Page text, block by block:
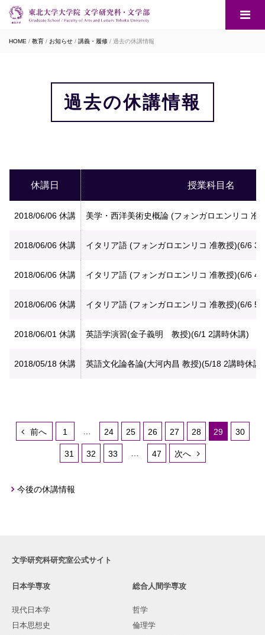
HOME 教育 お知らせ 講義・履修 過去の休講情報
過去の休講情報
休講日 授業科目名
2018/06/06 休講 美学・西洋美術史概論 (フォンガロエンリコ 准
2018/06/06 休講 イタリア語 (フォンガロエンリコ 准教授)(6/6 3
2018/06/06 休講 イタリア語 (フォンガロエンリコ 准教授)(6/6 4
2018/06/06 休講 イタリア語 (フォンガロエンリコ 准教授)(6/6 5
2018/06/01 休講 英語学演習(金子義明 教授)(6/1 2講時休講)
2018/05/18 休講 英語文化論各論(大河内昌 教授)(5/18 2講時休講)
前へ 1 24 25 26 27 28 29 30
31 32 33 47 次へ
今後の休講情報
文学研究科研究室公式サイト
日本学専攻
現代日本学
日本思想史
総合人間学専攻
哲学
倫理学